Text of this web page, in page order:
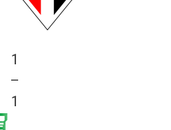
1
—
1